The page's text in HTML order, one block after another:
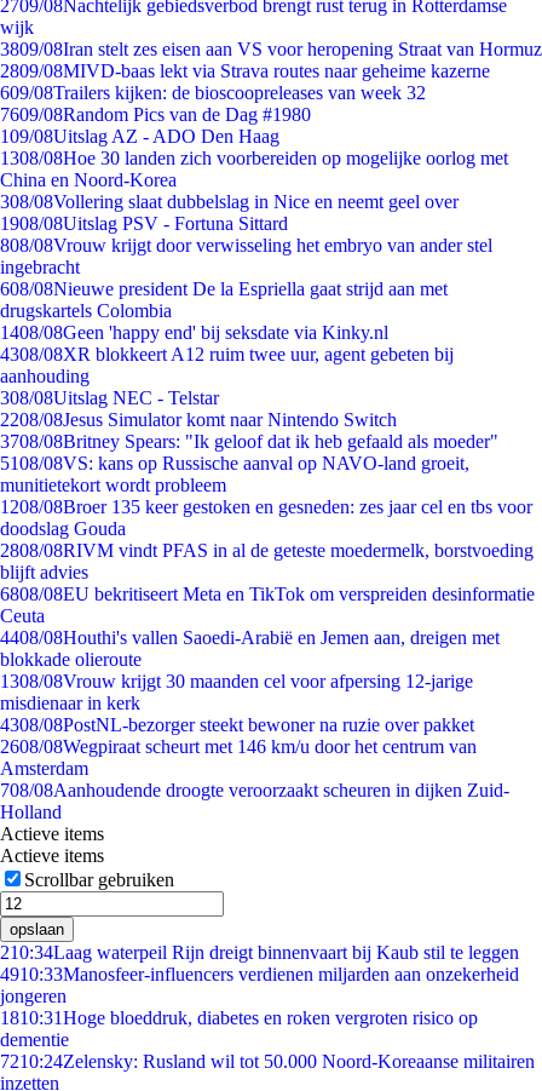
2709/08Nachtelijk gebiedsverbod brengt rust terug in Rotterdamse
wijk
3809/08Iran stelt zes eisen aan VS voor heropening Straat van Hormuz
2809/08MIVD-baas lekt via Strava routes naar geheime kazerne
609/08Trailers kijken: de bioscoopreleases van week 32
7609/08Random Pics van de Dag #1980
109/08Uitslag AZ - ADO Den Haag
1308/08Hoe 30 landen zich voorbereiden op mogelijke oorlog met
China en Noord-Korea
308/08Vollering slaat dubbelslag in Nice en neemt geel over
1908/08Uitslag PSV - Fortuna Sittard
808/08Vrouw krijgt door verwisseling het embryo van ander stel
ingebracht
608/08Nieuwe president De la Espriella gaat strijd aan met
drugskartels Colombia
1408/08Geen 'happy end' bij seksdate via Kinky.nl
4308/08XR blokkeert A12 ruim twee uur, agent gebeten bij
aanhouding
308/08Uitslag NEC - Telstar
2208/08Jesus Simulator komt naar Nintendo Switch
3708/08Britney Spears: "Ik geloof dat ik heb gefaald als moeder"
5108/08VS: kans op Russische aanval op NAVO-land groeit,
munitietekort wordt probleem
1208/08Broer 135 keer gestoken en gesneden: zes jaar cel en tbs voor
doodslag Gouda
2808/08RIVM vindt PFAS in al de geteste moedermelk, borstvoeding
blijft advies
6808/08EU bekritiseert Meta en TikTok om verspreiden desinformatie
Ceuta
4408/08Houthi's vallen Saoedi-Arabië en Jemen aan, dreigen met
blokkade olieroute
1308/08Vrouw krijgt 30 maanden cel voor afpersing 12-jarige
misdienaar in kerk
4308/08PostNL-bezorger steekt bewoner na ruzie over pakket
2608/08Wegpiraat scheurt met 146 km/u door het centrum van
Amsterdam
708/08Aanhoudende droogte veroorzaakt scheuren in dijken Zuid-
Holland
Actieve items
Actieve items
Scrollbar gebruiken
opslaan
210:34Laag waterpeil Rijn dreigt binnenvaart bij Kaub stil te leggen
4910:33Manosfeer-influencers verdienen miljarden aan onzekerheid
jongeren
1810:31Hoge bloeddruk, diabetes en roken vergroten risico op
dementie
7210:24Zelensky: Rusland wil tot 50.000 Noord-Koreaanse militairen
inzetten